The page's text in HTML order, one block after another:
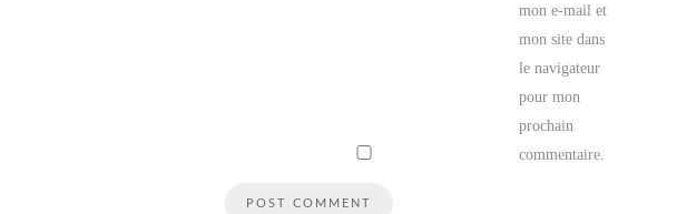
mon e-mail et
mon site dans
le navigateur
pour mon
prochain
commentaire.